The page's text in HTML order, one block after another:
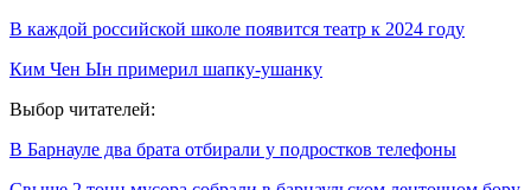
В каждой российской школе появится театр к 2024 году
Ким Чен Ын примерил шапку-ушанку
Выбор читателей:
В Барнауле два брата отбирали у подростков телефоны